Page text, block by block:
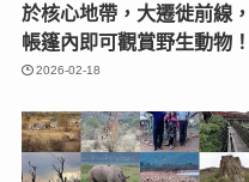
於核心地帶，大遷徙前線，
帳篷內即可觀賞野生動物！
2026-02-18